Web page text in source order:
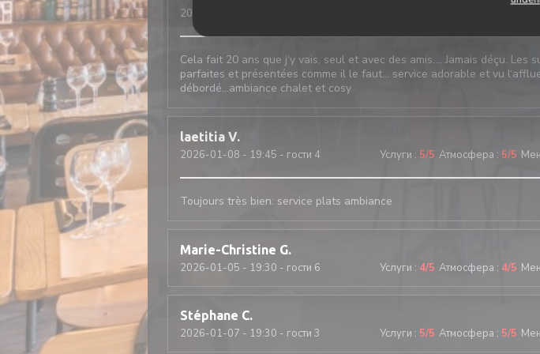
2026-01-09
Cela fait 20 ans que j‘y vais, seul et avec des amis…. Jamais déçu. Les
parfaites et présentées comme il le faut… service adorable et vu
débordé…ambiance chalet et cosy
laetitia V
2026-01-08 - 19:45 - гости 4 Услуги : 5/5 Атмосфера : 5/5
Toujours très bien: service plats ambiance
Marie-Christine G
2026-01-05 - 19:30 - гости 6 Услуги : 4/5 Атмосфера : 4/5
Stéphane C
2026-01-07 - 19:30 - гости 3 Услуги : 5/5 Атмосфера : 5/5